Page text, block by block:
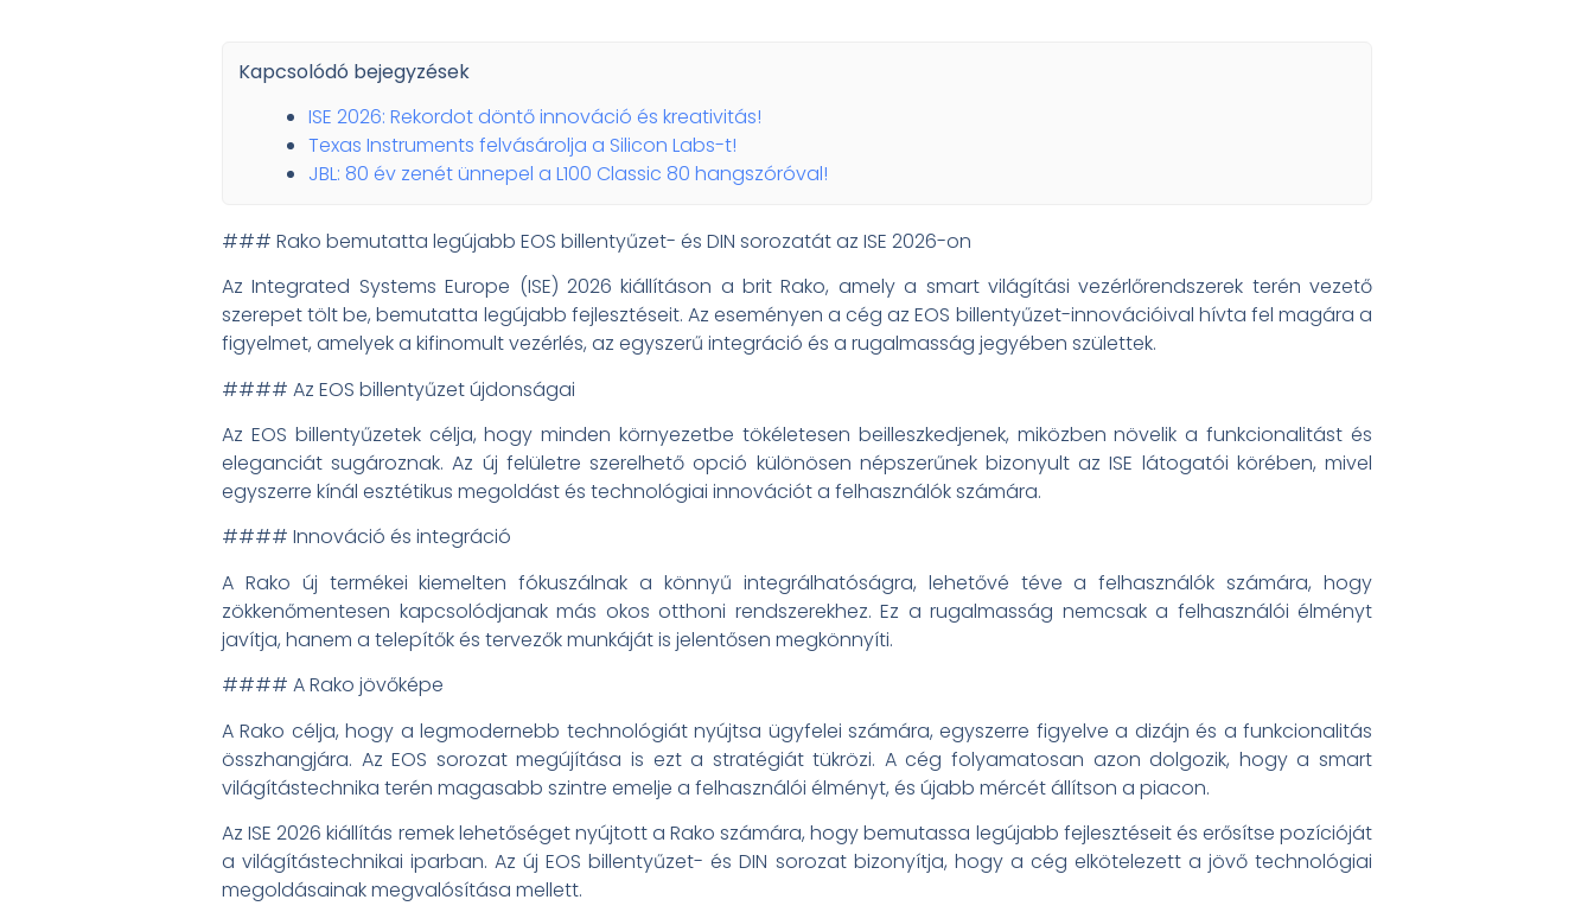
Kapcsolódó bejegyzések
ISE 2026: Rekordot döntő innováció és kreativitás!
Texas Instruments felvásárolja a Silicon Labs-t!
JBL: 80 év zenét ünnepel a L100 Classic 80 hangszóróval!
### Rako bemutatta legújabb EOS billentyűzet- és DIN sorozatát az ISE 2026-on
Az Integrated Systems Europe (ISE) 2026 kiállításon a brit Rako, amely a smart világítási vezérlőrendszerek terén vezető
szerepet tölt be, bemutatta legújabb fejlesztéseit. Az eseményen a cég az EOS billentyűzet-innovációival hívta fel magára a
figyelmet, amelyek a kifinomult vezérlés, az egyszerű integráció és a rugalmasság jegyében születtek.
#### Az EOS billentyűzet újdonságai
Az EOS billentyűzetek célja, hogy minden környezetbe tökéletesen beilleszkedjenek, miközben növelik a funkcionalitást és
eleganciát sugároznak. Az új felületre szerelhető opció különösen népszerűnek bizonyult az ISE látogatói körében, mivel
egyszerre kínál esztétikus megoldást és technológiai innovációt a felhasználók számára.
#### Innováció és integráció
A Rako új termékei kiemelten fókuszálnak a könnyű integrálhatóságra, lehetővé téve a felhasználók számára, hogy
zökkenőmentesen kapcsolódjanak más okos otthoni rendszerekhez. Ez a rugalmasság nemcsak a felhasználói élményt
javítja, hanem a telepítők és tervezők munkáját is jelentősen megkönnyíti.
#### A Rako jövőképe
A Rako célja, hogy a legmodernebb technológiát nyújtsa ügyfelei számára, egyszerre figyelve a dizájn és a funkcionalitás
összhangjára. Az EOS sorozat megújítása is ezt a stratégiát tükrözi. A cég folyamatosan azon dolgozik, hogy a smart
világítástechnika terén magasabb szintre emelje a felhasználói élményt, és újabb mércét állítson a piacon.
Az ISE 2026 kiállítás remek lehetőséget nyújtott a Rako számára, hogy bemutassa legújabb fejlesztéseit és erősítse pozícióját
a világítástechnikai iparban. Az új EOS billentyűzet- és DIN sorozat bizonyítja, hogy a cég elkötelezett a jövő technológiai
megoldásainak megvalósítása mellett.